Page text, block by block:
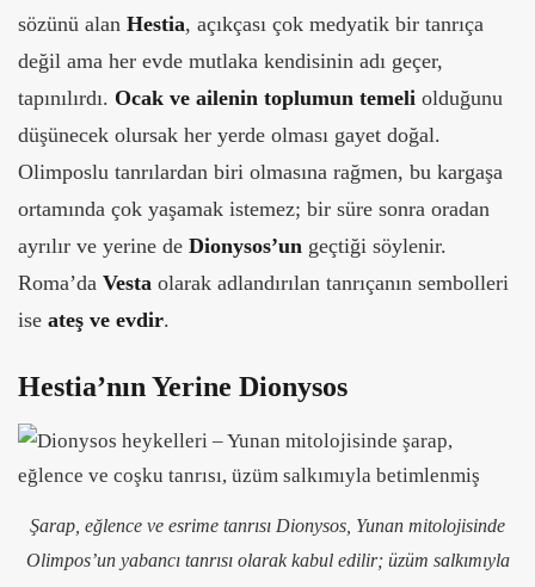
sözünü alan Hestia, açıkçası çok medyatik bir tanrıça
değil ama her evde mutlaka kendisinin adı geçer,
tapınılırdı. Ocak ve ailenin toplumun temeli olduğunu
düşünecek olursak her yerde olması gayet doğal.
Olimposlu tanrılardan biri olmasına rağmen, bu kargaşa
ortamında çok yaşamak istemez; bir süre sonra oradan
ayrılır ve yerine de Dionysos’un geçtiği söylenir.
Roma’da Vesta olarak adlandırılan tanrıçanın sembolleri
ise ateş ve evdir.
Hestia’nın Yerine Dionysos
Şarap, eğlence ve esrime tanrısı Dionysos, Yunan mitolojisinde
Olimpos’un yabancı tanrısı olarak kabul edilir; üzüm salkımıyla